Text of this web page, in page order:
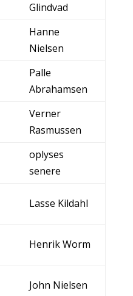
Glindvad
Hanne
Nielsen
Palle
Abrahamsen
Verner
Rasmussen
oplyses
senere
Lasse Kildahl
Henrik Worm
John Nielsen